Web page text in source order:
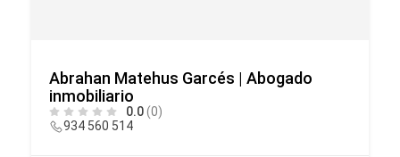
Abrahan Matehus Garcés | Abogado
inmobiliario
0.0(0)
934 560 514